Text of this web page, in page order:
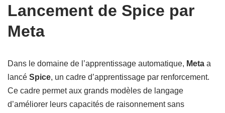
Lancement de Spice par
Meta
Dans le domaine de l’apprentissage automatique, Meta a
lancé Spice, un cadre d’apprentissage par renforcement.
Ce cadre permet aux grands modèles de langage
d’améliorer leurs capacités de raisonnement sans